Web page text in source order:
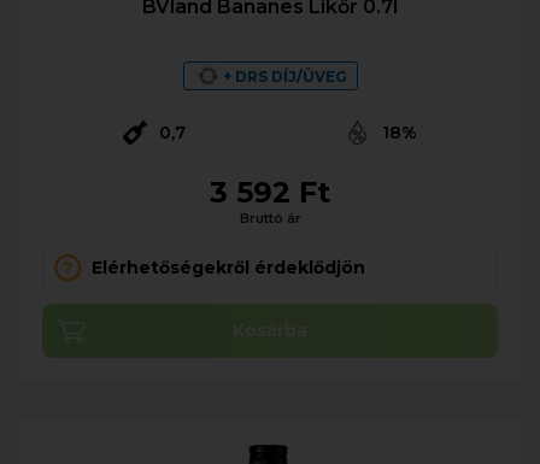
BVland Bananes Likőr 0.7l
+ DRS DÍJ/ÜVEG
0,7 18%
3 592 Ft
Bruttó ár
Elérhetőségekről érdeklődjön
Kosárba